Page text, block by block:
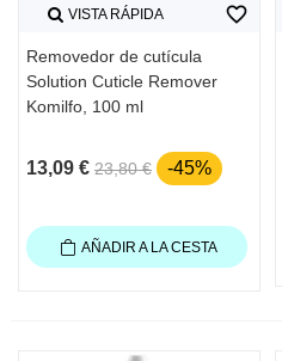
VISTA RÁPIDA
Removedor de cutícula
Solution Cuticle Remover
Komilfo, 100 ml
13,09 € 23,80 € -45%
favorite_border
AÑADIR A LA CESTA